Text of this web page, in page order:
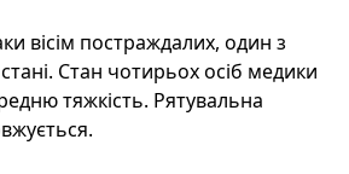
вісім постраждалих, один з
Стан чотирьох осіб медики
тяжкість. Рятувальна